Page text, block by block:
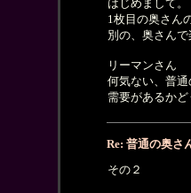
はじめまして。
1枚目の奥さん
別の、奥さんで
リーマンさん
何気ない、普通
需要があるか
Re: 普通の奥さ
その２